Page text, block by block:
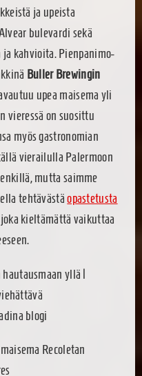
ja upeista
bulevardi sekä
kahvioita. Pienpanimo-
Buller Brewingin
upea maisema yli
vieressä on suosittu
myös gastronomian
vierailulla Palermoon
mutta saimme
tehtävästäopastetusta
kieltämättä vaikuttaa